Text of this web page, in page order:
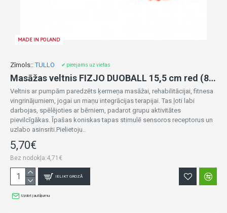
MADE IN POLAND
Zīmols:: TULLO ✔ pieejams uz vietas
Masāžas veltnis FIZJO DUOBALL 15,5 cm red (864)
Veltnis ar pumpām paredzēts ķermeņa masāžai, rehabilitācijai, fitnesa
vingrinājumiem, jogai un maņu integrācijas terapijai. Tas ļoti labi
darbojas, spēlējoties ar bērniem, padarot grupu aktivitātes
pievilcīgākas. Īpašas koniskas tapas stimulē sensoros receptorus un
uzlabo asinsriti.Pielietoju..
5,70€
Bez nodokļa:4,71€
IELIKT GROZĀ
Uzdot jautājumu